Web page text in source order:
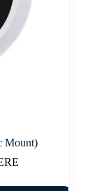
Mount)